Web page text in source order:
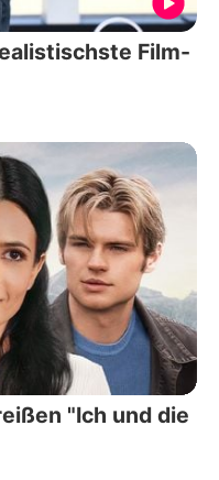
Film-
"Ich und die